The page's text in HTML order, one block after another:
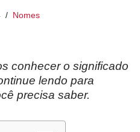
Nomes
conhecer o significado
lendo para
precisa saber.